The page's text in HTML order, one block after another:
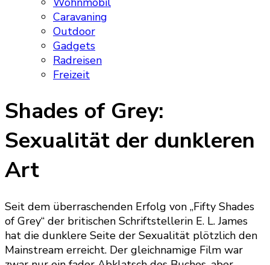
Caravaning
Outdoor
Gadgets
Radreisen
Freizeit
Shades of Grey:
Sexualität der dunkleren
Art
Seit dem überraschenden Erfolg von „Fifty Shades
of Grey“ der britischen Schriftstellerin E. L. James
hat die dunklere Seite der Sexualität plötzlich den
Mainstream erreicht. Der gleichnamige Film war